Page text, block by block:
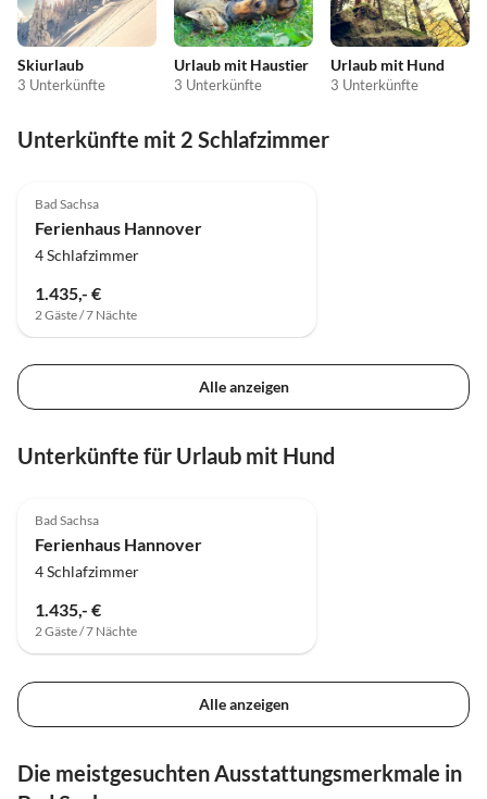
Skiurlaub
3 Unterkünfte
Urlaub mit Haustier
3 Unterkünfte
Urlaub mit Hund
3 Unterkünfte
Unterkünfte mit 2 Schlafzimmer
Bad Sachsa
Ferienhaus Hannover
4 Schlafzimmer
1.435,- €
2 Gäste / 7 Nächte
Alle anzeigen
Unterkünfte für Urlaub mit Hund
Bad Sachsa
Ferienhaus Hannover
4 Schlafzimmer
1.435,- €
2 Gäste / 7 Nächte
Alle anzeigen
Die meistgesuchten Ausstattungsmerkmale in